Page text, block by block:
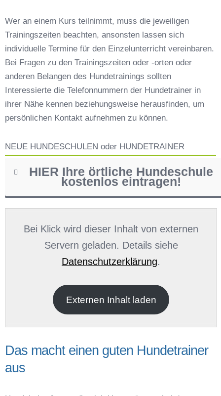
Hamburg Langenhorn
Darum lohnt sich der Besuch einer
Hundeschule
Wer an einem Kurs teilnimmt, muss die jeweiligen
Trainingszeiten beachten, ansonsten lassen sich
individuelle Termine für den Einzelunterricht vereinbaren.
Bei Fragen zu den Trainingszeiten oder -orten oder
anderen Belangen des Hundetrainings sollten
Interessierte die Telefonnummern der Hundetrainer in
ihrer Nähe kennen beziehungsweise herausfinden, um
persönlichen Kontakt aufnehmen zu können.
NEUE HUNDESCHULEN oder HUNDETRAINER
HIER Ihre örtliche Hundeschule
kostenlos eintragen!
Bei Klick wird dieser Inhalt von externen
Servern geladen. Details siehe
Datenschutzerklärung.
Externen Inhalt laden
Das macht einen guten Hundetrainer
aus